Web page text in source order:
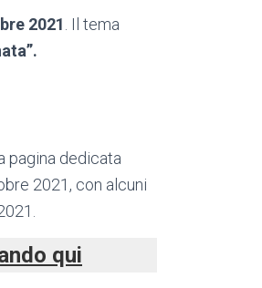
2021 . Il tema
pagina dedicata
2021, con alcuni
qui